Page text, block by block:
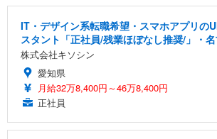
IT・デザイン系転職希望・スマホアプリの
スタント「正社員/残業ほぼなし推奨/」・
株式会社キソシン
愛知県
月給32万8,400円～46万8,400円
正社員